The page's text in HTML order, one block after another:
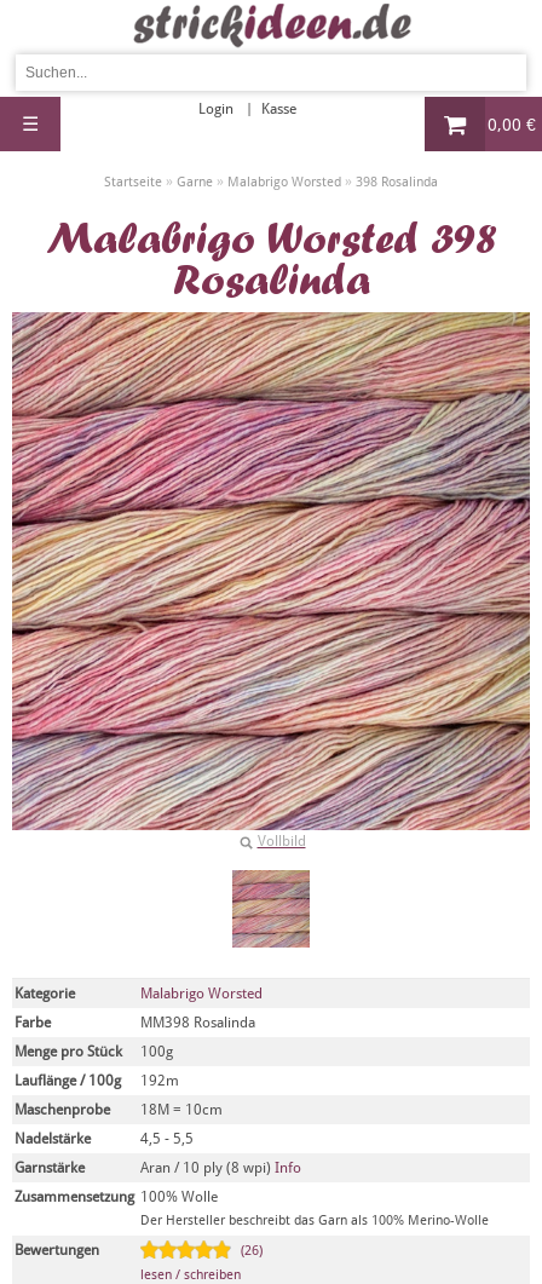
0,00 €
Login Kasse
☰
Startseite » Garne » Malabrigo Worsted » 398 Rosalinda
Malabrigo Worsted 398
Rosalinda
Vollbild
Kategorie
Malabrigo Worsted
Farbe
MM398 Rosalinda
Menge pro Stück
100g
Lauflänge / 100g
192m
Maschenprobe
18M = 10cm
Nadelstärke
4,5 - 5,5
Garnstärke
Aran / 10 ply (8 wpi) Info
Zusammensetzung 100% Wolle
Der Hersteller beschreibt das Garn als 100% Merino-Wolle
Bewertungen
(26)
lesen / schreiben